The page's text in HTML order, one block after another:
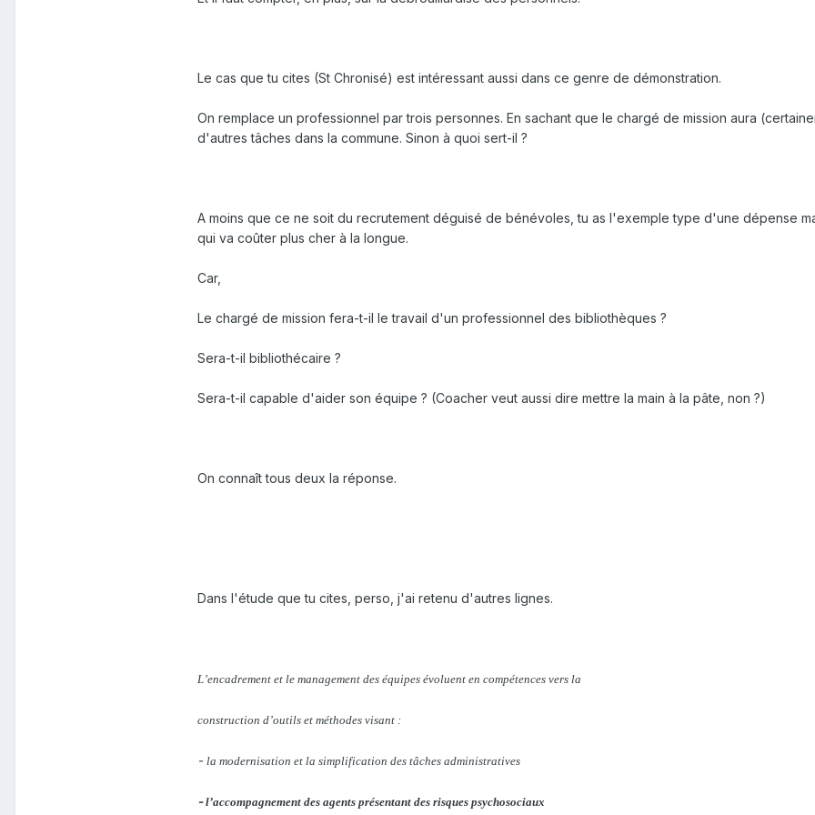
Le cas que tu cites (St Chronisé) est intéressant aussi dans ce genre de démonstration.
On remplace un professionnel par trois personnes. En sachant que le chargé de mission aura
d'autres tâches dans la commune. Sinon à quoi sert-il ?
A moins que ce ne soit du recrutement déguisé de bénévoles, tu as l'exemple type d'une dépense
qui va coûter plus cher à la longue.
Car,
Le chargé de mission fera-t-il le travail d'un professionnel des bibliothèques ?
Sera-t-il bibliothécaire ?
Sera-t-il capable d'aider son équipe ? (Coacher veut aussi dire mettre la main à la pâte, non ?)
On connaît tous deux la réponse.
Dans l'étude que tu cites, perso, j'ai retenu d'autres lignes.
L’encadrement et le management des équipes évoluent en compétences vers la
construction d’outils et méthodes visant :
- la modernisation et la simplification des tâches administratives
-l’accompagnement des agents présentant des risques psychosociaux